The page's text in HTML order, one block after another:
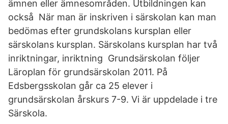
ämnen eller ämnesområden. Utbildningen kan
också När man är inskriven i särskolan kan man
bedömas efter grundskolans kursplan eller
särskolans kursplan. Särskolans kursplan har två
inriktningar, inriktning Grundsärskolan följer
Läroplan för grundsärskolan 2011. På
Edsbergsskolan går ca 25 elever i
grundsärskolan årskurs 7-9. Vi är uppdelade i tre
Särskola.